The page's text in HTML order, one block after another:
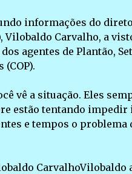
informações do
Carvalho, a
agentes de Plantão,
vê a situação. Eles
estão tentando
e tempos o problema
CarvalhoVilobaldo